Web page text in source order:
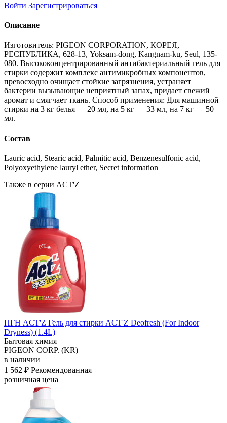
Войти Зарегистрироваться
Описание
Изготовитель: PIGEON CORPORATION, КОРЕЯ,
РЕСПУБЛИКА, 628-13, Yoksam-dong, Kangnam-ku, Seul, 135-
080. Высококонцентрированный антибактериальный гель для
стирки содержит комплекс антимикробных компонентов,
превосходно очищает стойкие загрязнения, устраняет
бактерии вызывающие неприятный запах, придает свежий
аромат и смягчает ткань. Способ применения: Для машинной
стирки на 3 кг белья — 20 мл, на 5 кг — 33 мл, на 7 кг — 50
мл.
Состав
Lauric acid, Stearic acid, Palmitic acid, Benzenesulfonic acid,
Polyoxyethylene lauryl ether, Secret information
Также в серии ACT'Z
ПГН ACT'Z Гель для стирки ACT'Z Deofresh (For Indoor
Dryness) (1.4L)
Бытовая химия
PIGEON CORP. (KR)
в наличии
1 562 ₽ Рекомендованная
розничная цена